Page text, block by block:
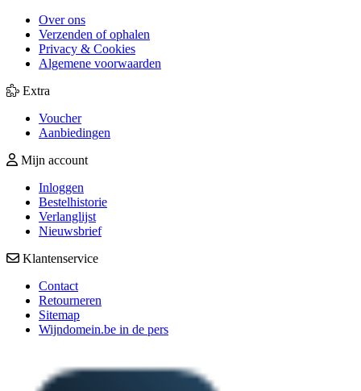
Over ons
Verzenden of ophalen
Privacy & Cookies
Algemene voorwaarden
Extra
Voucher
Aanbiedingen
Mijn account
Inloggen
Bestelhistorie
Verlanglijst
Nieuwsbrief
Klantenservice
Contact
Retourneren
Sitemap
Wijndomein.be in de pers